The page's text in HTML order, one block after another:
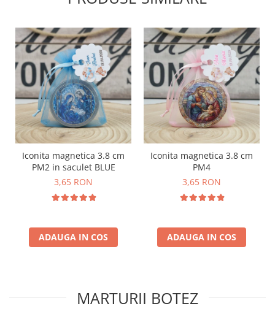
Iconita magnetica 3.8 cm
PM2 in saculet BLUE
3,65 RON
ADAUGA IN COS
Iconita magnetica 3.8 cm
PM4
3,65 RON
ADAUGA IN COS
MARTURII BOTEZ